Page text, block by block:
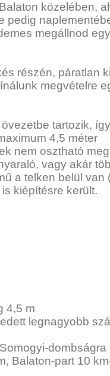
közelében,
pedig
megállnod
részén, páratlan
megvételre
tartozik,
4,5 méter
nem osztható
vagy akár
a telken belül van
kiépítésre került.
4,5 m
legnagyobb
dombságra
Balaton-part 10